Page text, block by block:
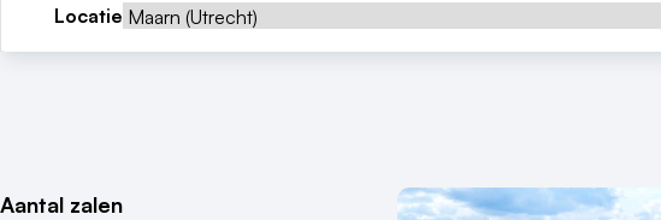
Locatie
Aantal zalen